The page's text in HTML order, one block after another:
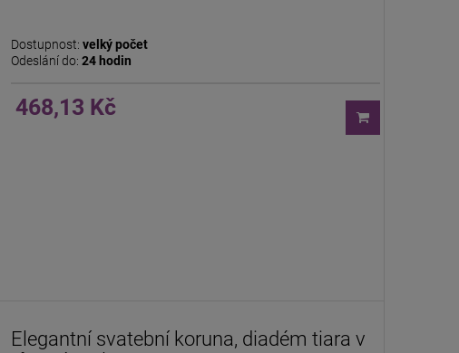
Dostupnost: velký počet
Odeslání do: 24 hodin
468,13 Kč
Elegantní svatební koruna, diadém tiara v